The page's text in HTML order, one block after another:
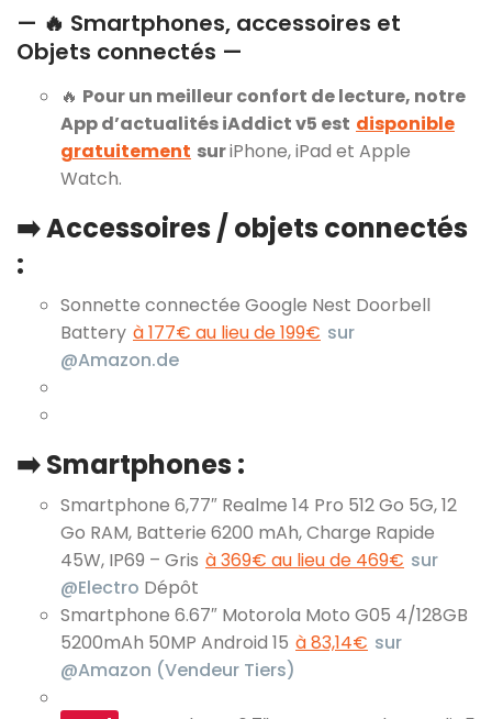
— 🔥 Smartphones, accessoires et
Objets connectés —
🔥 Pour un meilleur confort de lecture, notre
App d’actualités iAddict v5 est disponible
gratuitement suriPhone, iPad et Apple
Watch.
➡️ Accessoires / objets connectés
:
Sonnette connectée Google Nest Doorbell
Battery à 177€ au lieu de 199€ sur
@Amazon.de
➡️ Smartphones :
Smartphone 6,77″ Realme 14 Pro 512 Go 5G, 12
Go RAM, Batterie 6200 mAh, Charge Rapide
45W, IP69 – Gris à 369€ au lieu de 469€ sur
@Electro Dépôt
Smartphone 6.67″ Motorola Moto G05 4/128GB
5200mAh 50MP Android 15 à 83,14€ sur
@Amazon (Vendeur Tiers)